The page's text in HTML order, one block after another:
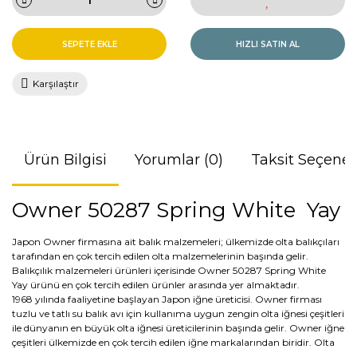
SEPETE EKLE HIZLI SATIN AL
Karşılaştır
Ürün Bilgisi Yorumlar (0) Taksit
Owner 50287 Spring White Yay
Japon Owner firmasına ait balık malzemeleri; ülkemizde olta balıkçıları
tarafından en çok tercih edilen olta malzemelerinin başında gelir.
Balıkçılık malzemeleri ürünleri içerisinde Owner 50287 Spring White
Yay ürünü en çok tercih edilen ürünler arasında yer almaktadır.
1968 yılında faaliyetine başlayan Japon iğne üreticisi. Owner firması
tuzlu ve tatlı su balık avı için kullanıma uygun zengin olta iğnesi çeşitleri
ile dünyanın en büyük olta iğnesi üreticilerinin başında gelir. Owner iğne
çeşitleri ülkemizde en çok tercih edilen iğne markalarından biridir. Olta